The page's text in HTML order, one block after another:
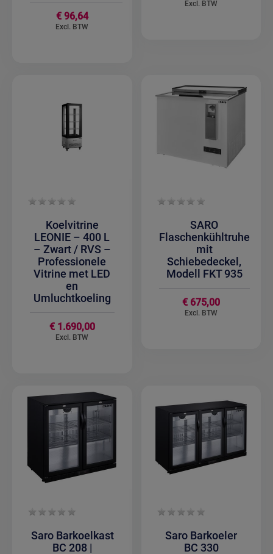
€ 96,64
Koelvitrine
LEONIE – 400 L
– Zwart / RVS –
Professionele
Vitrine met LED
en
Umluchtkoeling
€ 1.690,00
SARO
Flaschenkühltruhe
mit
Schiebedeckel,
Modell FKT 935
€ 675,00
Saro Barkoelkast
BC 208 |
Saro Barkoeler
BC 330